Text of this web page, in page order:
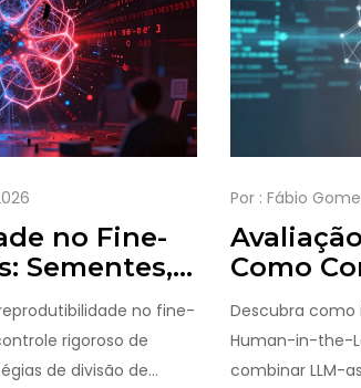
no Fine-
Sementes,
e Logs
no fine-
rigoroso de
de divisão de
Por : Fábio
Como
HITL
Descubra
Human-in-the-
combinar LLM-